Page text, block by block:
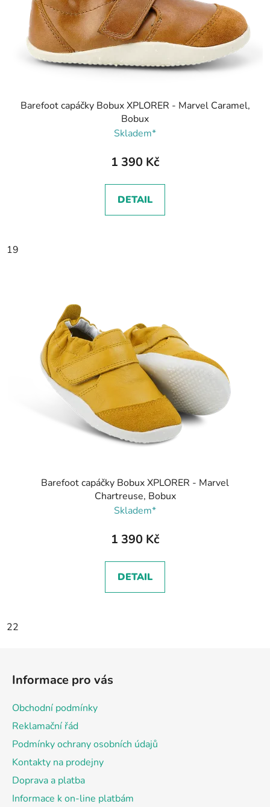
Barefoot capáčky Bobux XPLORER - Marvel Caramel,
Bobux
Skladem*
1 390 Kč
DETAIL
19
Barefoot capáčky Bobux XPLORER - Marvel
Chartreuse, Bobux
Skladem*
1 390 Kč
DETAIL
22
Informace pro vás
Obchodní podmínky
Reklamační řád
Podmínky ochrany osobních údajů
Kontakty na prodejny
Doprava a platba
Informace k on-line platbám